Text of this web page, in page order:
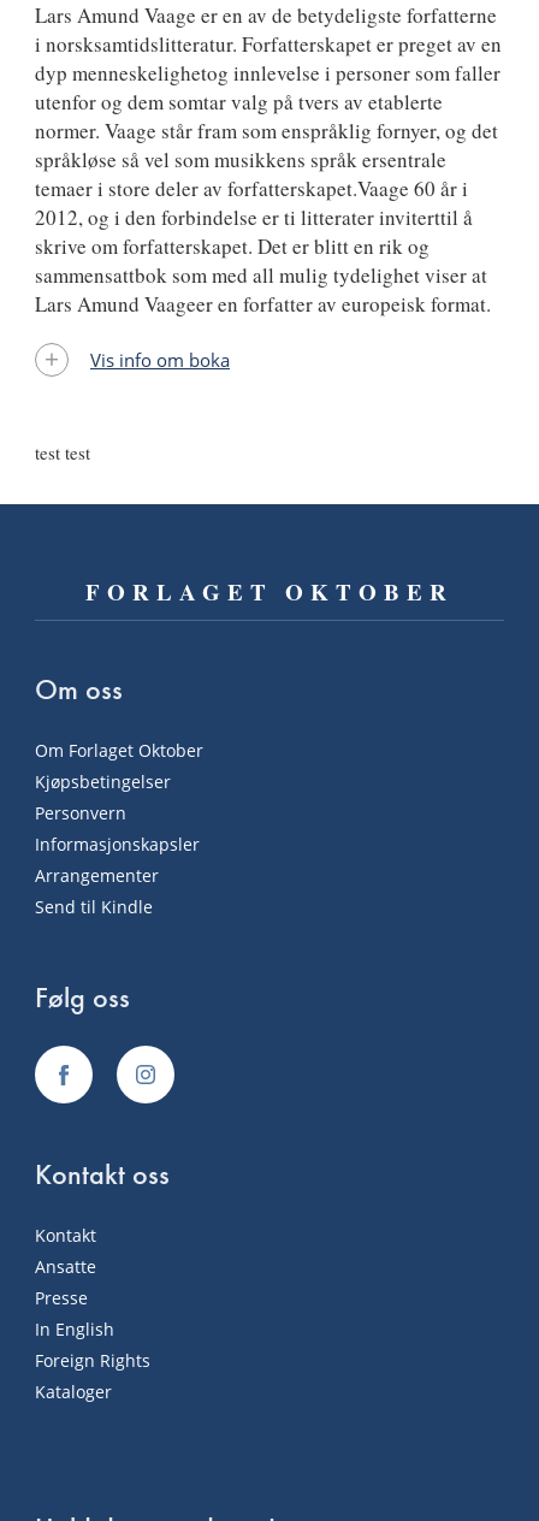
Lars Amund Vaage er en av de betydeligste forfatterne
i norsksamtidslitteratur. Forfatterskapet er preget av en
dyp menneskelighetog innlevelse i personer som faller
utenfor og dem somtar valg på tvers av etablerte
normer. Vaage står fram som enspråklig fornyer, og det
språkløse så vel som musikkens språk ersentrale
temaer i store deler av forfatterskapet.Vaage 60 år i
2012, og i den forbindelse er ti litterater inviterttil å
skrive om forfatterskapet. Det er blitt en rik og
sammensattbok som med all mulig tydelighet viser at
Lars Amund Vaageer en forfatter av europeisk format.
Vis info om boka
test test
FORLAGET OKTOBER
Om oss
Om Forlaget Oktober
Kjøpsbetingelser
Personvern
Informasjonskapsler
Arrangementer
Send til Kindle
Følg oss
Kontakt oss
Kontakt
Ansatte
Presse
In English
Foreign Rights
Kataloger